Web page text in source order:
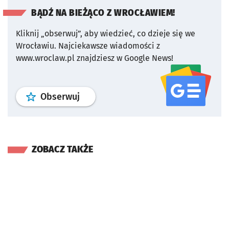
BĄDŹ NA BIEŻĄCO Z WROCŁAWIEM!
Kliknij „obserwuj”, aby wiedzieć, co dzieje się we
Wrocławiu. Najciekawsze wiadomości z
www.wroclaw.pl znajdziesz w Google News!
Obserwuj profil serwisu
ZOBACZ TAKŻE